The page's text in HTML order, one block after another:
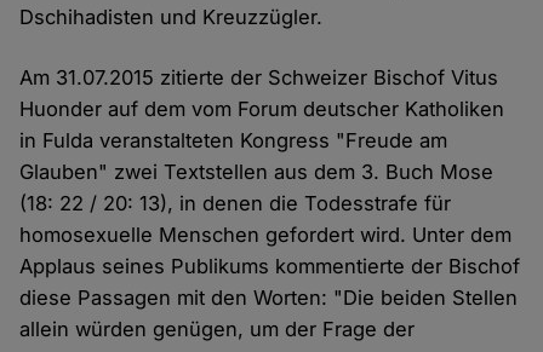
Dschihadisten und Kreuzzügler.
Am 31.07.2015 zitierte der Schweizer Bischof Vitus
Huonder auf dem vom Forum deutscher Katholiken
in Fulda veranstalteten Kongress "Freude am
Glauben" zwei Textstellen aus dem 3. Buch Mose
(18: 22 / 20: 13), in denen die Todesstrafe für
homosexuelle Menschen gefordert wird. Unter dem
Applaus seines Publikums kommentierte der Bischof
diese Passagen mit den Worten: "Die beiden Stellen
allein würden genügen, um der Frage der